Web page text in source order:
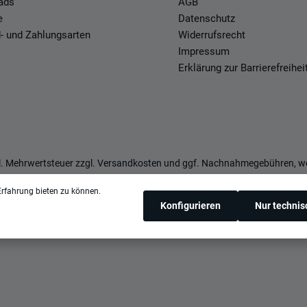
und Zahlungsarten
Datenschutz
Widerrufsrecht
Impressum
Erklärung zur
Mehrwertsteuer zzgl. Versandkosten und ggf. Nachnahmegebühren,
bieten zu können.
Nur
Konfigurieren